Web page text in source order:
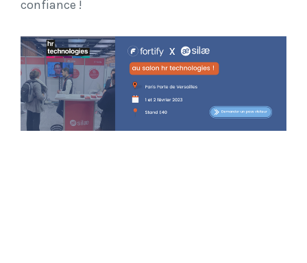
confiance !